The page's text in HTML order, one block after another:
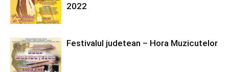
2022
Festivalul judetean – Hora Muzicutelor